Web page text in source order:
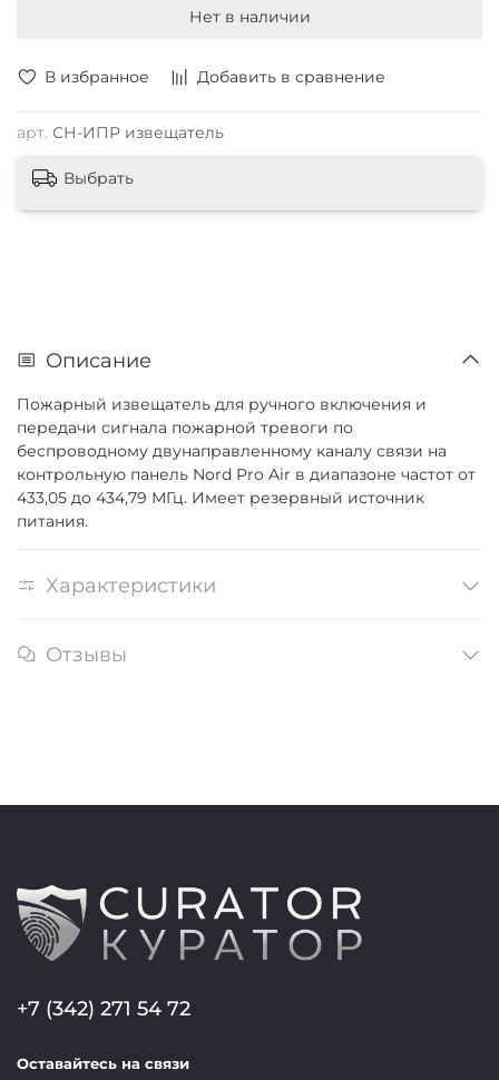
В избранное Добавить в сравнение
арт. СН-ИПР извещатель
Нет в наличии
Выбрать
Описание
Пожарный извещатель для ручного включения и
передачи сигнала пожарной тревоги по
беспроводному двунаправленному каналу связи на
контрольную панель Nord Pro Air в диапазоне частот от
433,05 до 434,79 МГц. Имеет резервный источник
питания.
Характеристики
Отзывы
+7 (342) 271 54 72
Оставайтесь на связи